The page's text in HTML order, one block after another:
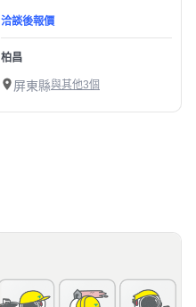
洽談後報價
柏昌
屏東縣與其他3個